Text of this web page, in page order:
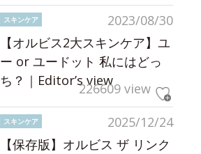
2023/08/30
スキンケア
【オルビス2大スキンケア】ユ
ー or ユードット 私にはどっ
ち？｜Editor’s view226609 view
2025/12/24
スキンケア
【保存版】オルビス ザ リンク